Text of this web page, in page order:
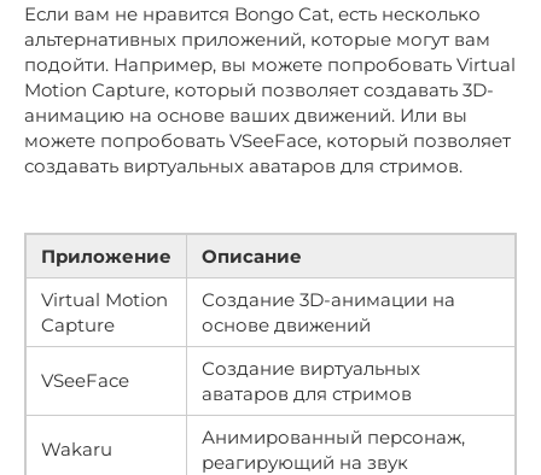
Если вам не нравится Bongo Cat, есть несколько
альтернативных приложений, которые могут вам
подойти. Например, вы можете попробовать Virtual
Motion Capture, который позволяет создавать 3D-
анимацию на основе ваших движений. Или вы
можете попробовать VSeeFace, который позволяет
создавать виртуальных аватаров для стримов.
Приложение
Описание
Virtual Motion
Capture
Создание 3D-анимации на
основе движений
VSeeFace
Создание виртуальных
аватаров для стримов
Wakaru
Анимированный персонаж,
реагирующий на звук